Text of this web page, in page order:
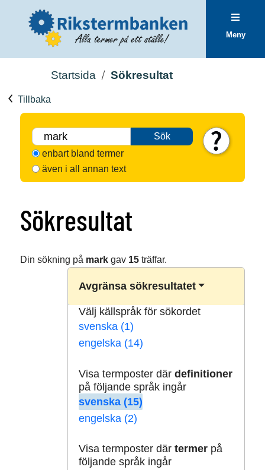
Meny
Startsida Sökresultat
Tillbaka
Sök
enbart bland termer
även i all annan text
Sökresultat
Din sökning på markgav 15träffar.
Avgränsa sökresultatet
Välj källspråk för sökordet
svenska (1)
engelska (14)
Visa termposter där definitioner
på följande språk ingår
svenska (15)
engelska (2)
Visa termposter där termerpå
följande språk ingår